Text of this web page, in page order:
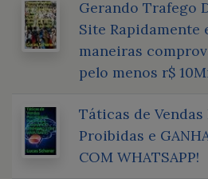
Gerando Trafego
Site Rapidamente
maneiras
pelo menos r$
Táticas de
Proibidas e
COM WHATSAPP!